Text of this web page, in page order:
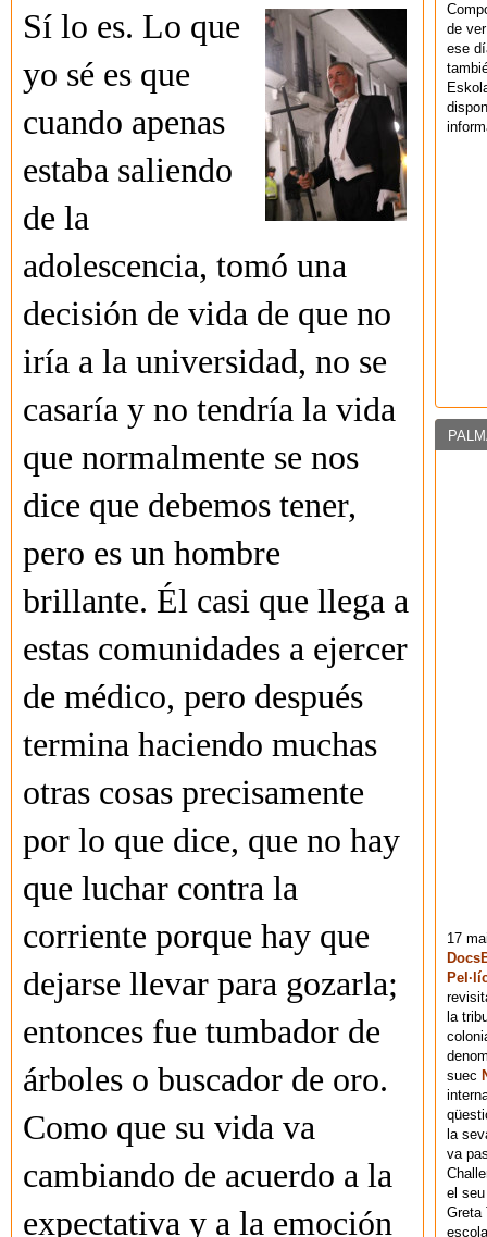
Sí lo es. Lo que
yo sé es que
cuando apenas
estaba saliendo
de la
adolescencia, tomó una
decisión de vida de que no
iría a la universidad, no se
casaría y no tendría la vida
que normalmente se nos
dice que debemos tener,
pero es un hombre
brillante. Él casi que llega a
estas comunidades a ejercer
de médico, pero después
termina haciendo muchas
otras cosas precisamente
por lo que dice, que no hay
que luchar contra la
corriente porque hay que
dejarse llevar para gozarla;
entonces fue tumbador de
árboles o buscador de oro.
Como que su vida va
cambiando de acuerdo a la
expectativa y a la emoción
de
ese
17
la
suec
la
va
el
Greta